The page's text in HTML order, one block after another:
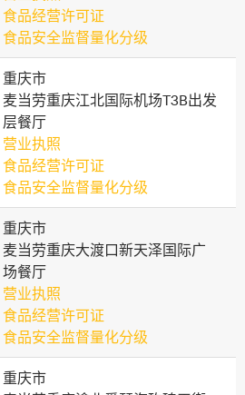
食品经营许可证
食品安全监督量化分级
重庆市
麦当劳重庆江北国际机场T3B出发
层餐厅
营业执照
食品经营许可证
食品安全监督量化分级
重庆市
麦当劳重庆大渡口新天泽国际广
场餐厅
营业执照
食品经营许可证
食品安全监督量化分级
重庆市